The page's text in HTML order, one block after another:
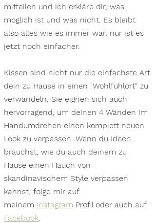
mitteilen und ich erkläre dir, was
möglich ist und was nicht. Es bleibt
also alles wie es immer war, nur ist es
jetzt noch einfacher.
Kissen sind nicht nur die einfachste Art
dein zu Hause in einen "Wohlfühlort" zu
verwandeln. Sie eignen sich auch
hervorragend, um deinen 4 Wänden im
Handumdrehen einen komplett neuen
Look zu verpassen. Wenn du Ideen
brauchst, wie du auch deinem zu
Hause einen Hauch von
skandinavischem Style verpassen
kannst, folge mir auf
meinem Instagram Profil oder auch auf
Facebook.